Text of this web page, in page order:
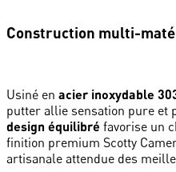
Construction multi-
Usiné en acier inoxydable
putter allie sensation pure et
design équilibré favorise un
finition premium Scotty
artisanale attendue des